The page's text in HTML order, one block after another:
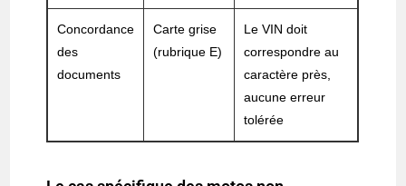
Concordance
des
documents
Carte grise
(rubrique E)
Le VIN doit
correspondre au
caractère près,
aucune erreur
tolérée